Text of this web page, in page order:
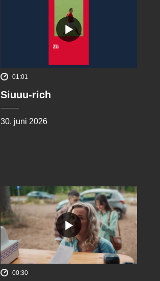
01:01
Siuuu-rich
30. juni 2026
00:30